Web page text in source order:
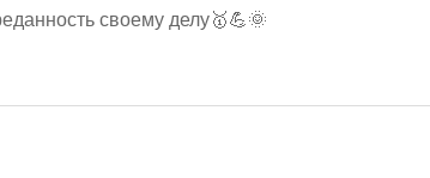
своему делу🥇💪🌞